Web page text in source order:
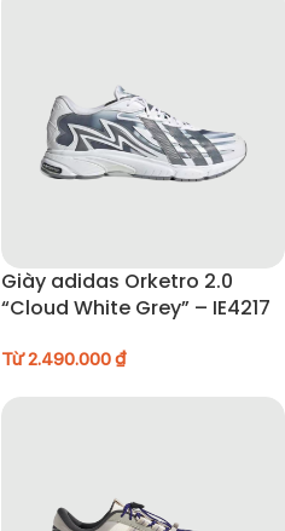
Giày adidas Orketro 2.0
“Cloud White Grey” – IE4217
Từ2.490.000₫